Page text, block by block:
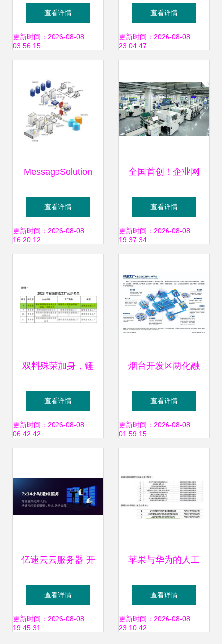
化演进分组核心崛
起 企业网络技术服
查看详情
更新时间：2026-08-08
03:56:15
服务官制度，一对
一精准护航企业网
查看详情
更新时间：2026-08-08
23:04:47
MessageSolution
企业网络技术服务
的革新与实践
查看详情
更新时间：2026-08-08
16:20:12
全国首创！企业网
络技术服务新范式
查看详情
更新时间：2026-08-08
19:37:34
双料殊荣加身，锤
炼智造品牌 | 对话
好业顺网络技术助
查看详情
更新时间：2026-08-08
06:42:42
烟台开发区两化融
合供需对接会 恒远
科技助推产业数字
查看详情
更新时间：2026-08-08
01:59:15
亿速云云服务器 开
启企业数字化的弹
性计算新纪元
查看详情
更新时间：2026-08-08
19:45:31
苹果与华为的人工
智能手机芯片生态
之战 封闭与开放的
查看详情
更新时间：2026-08-08
23:10:42